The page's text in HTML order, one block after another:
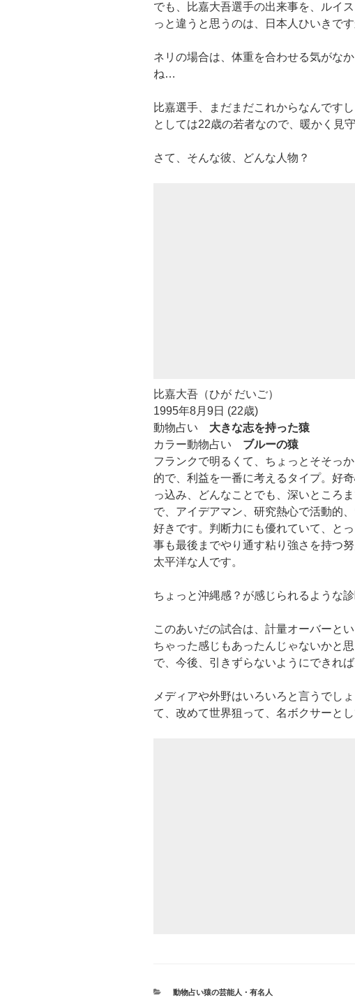
でも、比嘉大吾選手の出来事を、ルイ
っと違うと思うのは、日本人ひいきです
ネリの場合は、体重を合わせる気がな
ね…
比嘉選手、まだまだこれからなんです
としては22歳の若者なので、暖かく見
さて、そんな彼、どんな人物？
比嘉大吾（ひが だいご）
1995年8月9日 (22歳)
動物占い 大きな志を持った猿
カラー動物占い ブルーの猿
フランクで明るくて、ちょっとそそっ
的で、利益を一番に考えるタイプ。好
っ込み、どんなことでも、深いところ
で、アイデアマン、研究熱心で活動的
好きです。判断力にも優れていて、と
事も最後までやり通す粘り強さを持つ
太平洋な人です。
ちょっと沖縄感？が感じられるような
このあいだの試合は、計量オーバーと
ちゃった感じもあったんじゃないかと
で、今後、引きずらないようにできれば
メディアや外野はいろいろと言うでし
て、改めて世界狙って、名ボクサーと
カ
動物占い猿の芸能人・有名人